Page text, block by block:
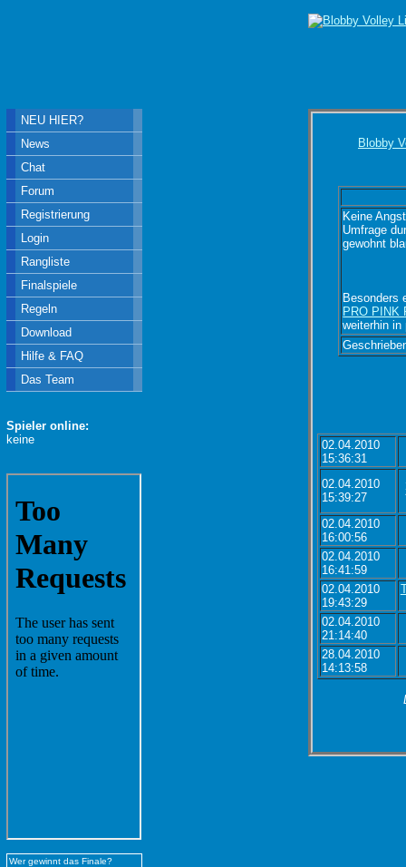
Blobby
Keine
Umfrage
gewohnt
Besonders
PRO PINK
weiterhin
02.04.2010
15:36:31
02.04.2010
15:39:27
02.04.2010
16:00:56
02.04.2010
16:41:59
02.04.2010
19:43:29
02.04.2010
21:14:40
28.04.2010
14:13:58
NEU HIER?
News
Chat
Forum
Registrierung
Login
Rangliste
Finalspiele
Regeln
Download
Hilfe & FAQ
Das Team
Spieler online:
keine
Wer gewinnt das Finale?